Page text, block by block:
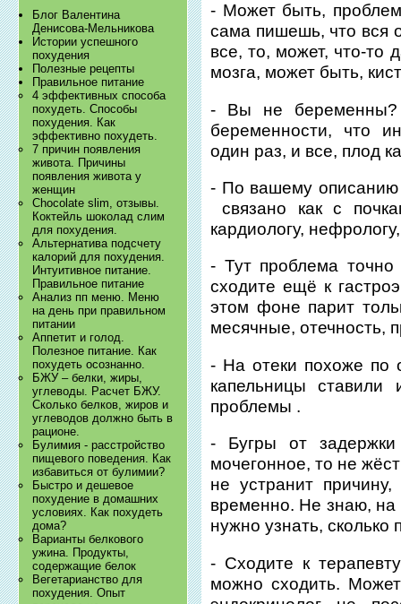
Блог Валентина
Денисова-Мельникова
Истории успешного
похудения
Полезные рецепты
Правильное питание
4 эффективных способа
похудеть. Способы
похудения. Как
эффективно похудеть.
7 причин появления
живота. Причины
появления живота у
женщин
Chocolate slim, отзывы.
Коктейль шоколад слим
для похудения.
Альтернатива подсчету
калорий для похудения.
Интуитивное питание.
Правильное питание
Анализ пп меню. Меню
на день при правильном
питании
Аппетит и голод.
Полезное питание. Как
похудеть осознанно.
БЖУ – белки, жиры,
углеводы. Расчет БЖУ.
Сколько белков, жиров и
углеводов должно быть в
рационе.
Булимия - расстройство
пищевого поведения. Как
избавиться от булимии?
Быстро и дешевое
похудение в домашних
условиях. Как похудеть
дома?
Варианты белкового
ужина. Продукты,
содержащие белок
Вегетарианство для
похудения. Опыт
- Может быть,
сама пишешь, что вся
все, то, может, что-
мозга, может быть,
- Вы не
беременности, что
один раз, и все, плод
- По вашему
связано как с
кардиологу,
- Тут проблема
сходите ещё к
этом фоне парит
месячные, отечность,
- На отеки похоже по
капельницы
проблемы .
- Бугры от
мочегонное, то не
не устранит
временно. Не знаю, на
нужно узнать, сколько
- Сходите к
можно сходить.